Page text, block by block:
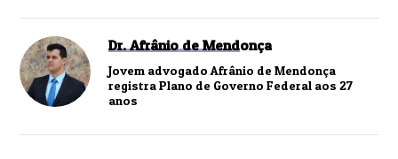
Dr. Afrânio de Mendonça
Jovem advogado Afrânio de Mendonça
registra Plano de Governo Federal aos 27
anos